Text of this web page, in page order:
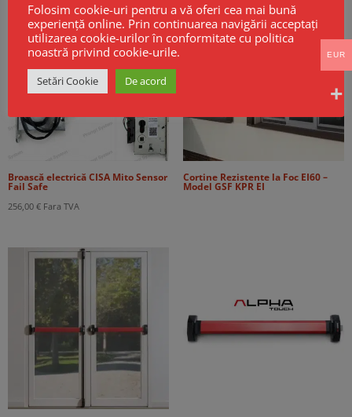
Broască electrică CISA Mito Sensor
Fail Safe
256,00 € Fara TVA
Cortine Rezistente la Foc EI60 –
Model GSF KPR EI
Folosim cookie-uri pentru a vă oferi cea mai bună
experiență online. Prin continuarea navigării acceptați
utilizarea cookie-urilor în conformitate cu politica
noastră privind cookie-urile.
Setări Cookie De acord
EUR